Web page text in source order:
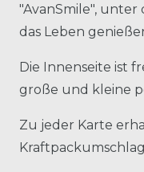
"AvanSmile",
das Leben
Die Innenseite ist
große und kleine
Zu jeder Karte